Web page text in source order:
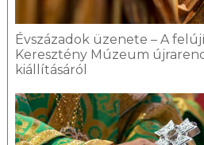
Évszázadok üzenete – A
Keresztény Múzeum
kiállításáról